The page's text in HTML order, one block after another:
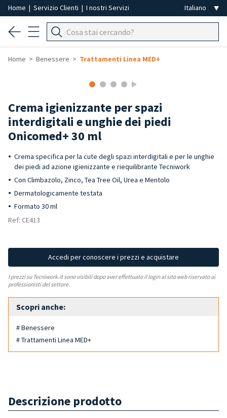
Home | Servizio Clienti | I nostri Servizi
Home Benessere Trattamenti Linea MED+
Crema igienizzante per spazi
interdigitali e unghie dei piedi
Onicomed+ 30 ml
Crema specifica per la cute degli spazi interdigitali e per le unghie
dei piedi ad azione igienizzante e riequilibrante Tecniwork
Con Climbazolo, Zinco, Tea Tree Oil, Urea e Mentolo
Dermatologicamente testata
Formato 30 ml
Ref: CE413
Accedi per conoscere i prezzi e acquistare
I prezzi su Tecniwork.it sono visibili dopo aver effettuato il login al sito web riservato ai
professionisti del settore.
Scopri anche:
# Benessere
# Trattamenti Linea MED+
Descrizione prodotto